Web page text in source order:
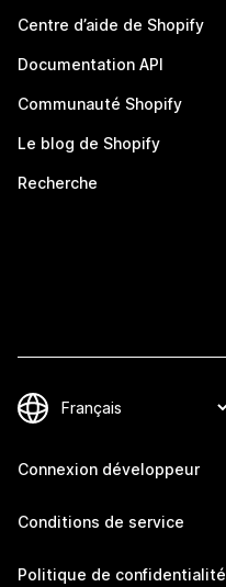
Centre d’aide de Shopify
Documentation API
Communauté Shopify
Le blog de Shopify
Recherche
Connexion développeur
Conditions de service
Politique de confidentialité